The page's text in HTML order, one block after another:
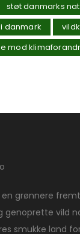
støt danmarks
danmark
mod
grønnere
genoprette vild
smukke land